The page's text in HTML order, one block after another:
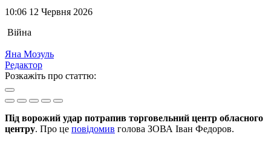
10:06 12 Червня 2026
Війна
Яна Мозуль
Редактор
Розкажіть про статтю:
Під ворожий удар потрапив торговельний центр обласного
центру. Про це повідомив голова ЗОВА Іван Федоров.